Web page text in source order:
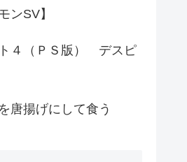
ンSV】
ト４（ＰＳ版） デスピ
唐揚げにして食う